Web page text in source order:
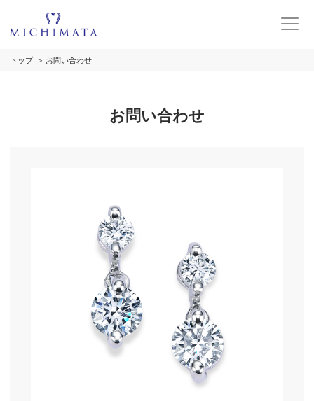
トップ お問い合わせ
お問い合わせ